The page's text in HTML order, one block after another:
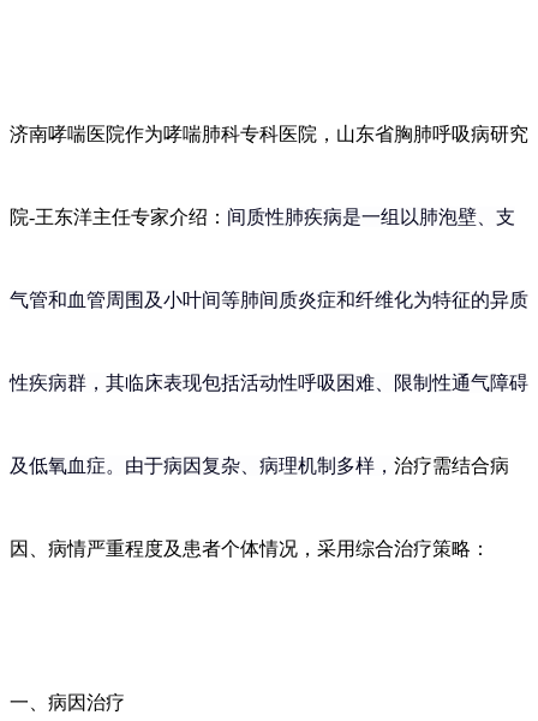
济南哮喘医院作为哮喘肺科专科医院，山东省胸肺呼吸病研究
院-王东洋主任专家介绍： 间质性肺疾病是一组以肺泡壁、支
气管和血管周围及小叶间等肺间质炎症和纤维化为特征的异质
性疾病群，其临床表现包括活动性呼吸困难、限制性通气障碍
及低氧血症。由于病因复杂、病理机制多样， 治疗需结合病
因、病情严重程度及患者个体情况，采用综合治疗策略：
一、病因治疗